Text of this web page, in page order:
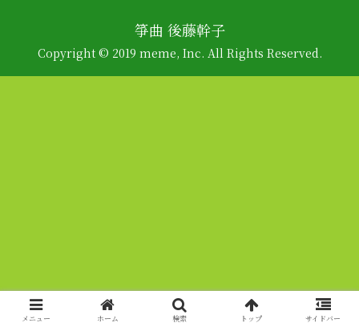
箏曲 後藤幹子
Copyright © 2019 meme, Inc. All Rights Reserved.
メニュー ホーム 検索 トップ サイドバー